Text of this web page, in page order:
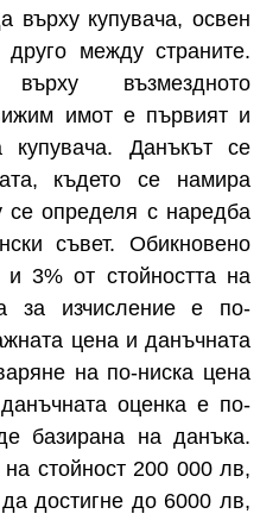
върху купувача, освен
между страните.
възмездното
имот е първият и
купувача. Данъкът се
където се намира
се определя с наредба
съвет. Обикновено
3% от стойността на
за изчисление е по-
цена и данъчната
на по-ниска цена
оценка е по-
базирана на данъка.
стойност 200 000 лв,
достигне до 6000 лв,